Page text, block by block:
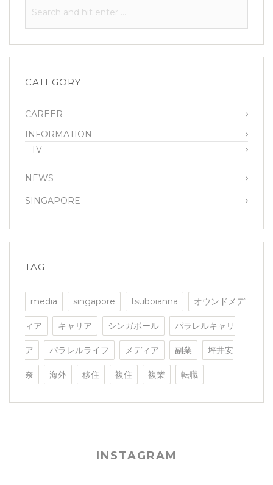
CATEGORY
CAREER
INFORMATION
TV
NEWS
SINGAPORE
TAG
media singapore tsuboianna オウンドメデ
ィア キャリア シンガポール パラレルキャリ
ア パラレルライフ メディア 副業 坪井安
奈 海外 移住 複住 複業 転職
INSTAGRAM